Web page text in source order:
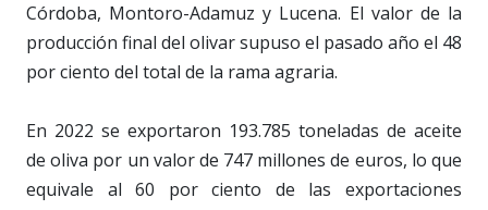
Córdoba, Montoro-Adamuz y Lucena. El valor de la
producción final del olivar supuso el pasado año el 48
por ciento del total de la rama agraria.
En 2022 se exportaron 193.785 toneladas de aceite
de oliva por un valor de 747 millones de euros, lo que
equivale al 60 por ciento de las exportaciones